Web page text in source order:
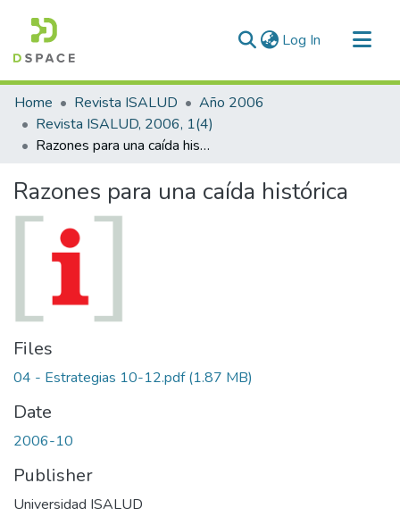
Log In (current)
Communities & Collections
All of DSpace
Statistics
Home Revista ISALUD
Año 2006
Revista ISALUD, 2006, 1(4)
Razones para una caída histórica
Razones para una caída histórica
Files
04 - Estrategias 10-12.pdf(1.87 MB)
Date
2006-10
Publisher
Universidad ISALUD